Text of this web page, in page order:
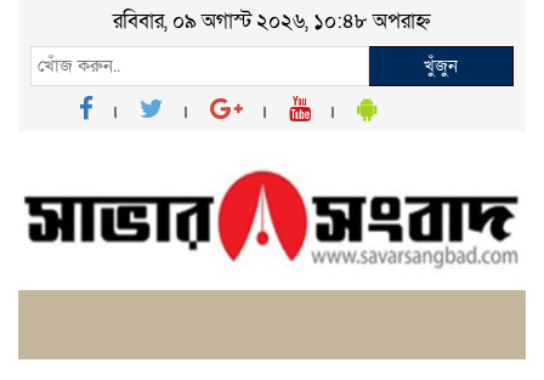
রবিবার, ০৯ অগাস্ট ২০২৬, ১০:৪৮ অপরাহ্ন
খুঁজুন